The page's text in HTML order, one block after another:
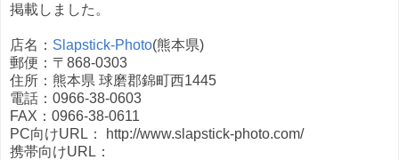
掲載しました。
店名： Slapstick-Photo(熊本県)
郵便：〒868-0303
住所：熊本県 球磨郡錦町西1445
電話：0966-38-0603
FAX：0966-38-0611
PC向けURL： http://www.slapstick-photo.com/
携帯向けURL：